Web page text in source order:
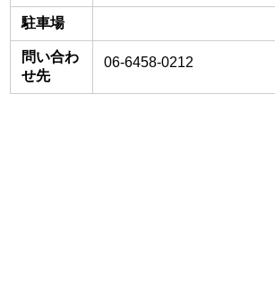
駐車場
問い合わ
せ先
06-6458-0212